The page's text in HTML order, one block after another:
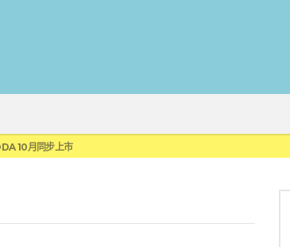
」
10月同步上市